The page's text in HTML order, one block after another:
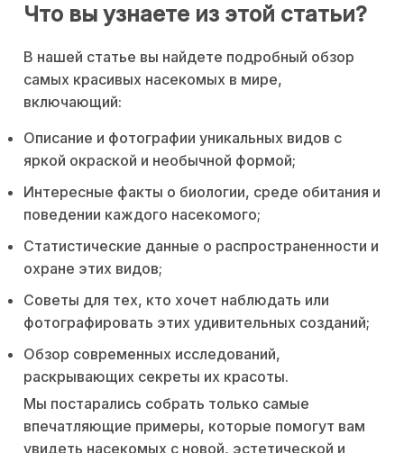
Что вы узнаете из этой статьи?
В нашей статье вы найдете подробный обзор
самых красивых насекомых в мире,
включающий:
Описание и фотографии уникальных видов с
яркой окраской и необычной формой;
Интересные факты о биологии, среде обитания и
поведении каждого насекомого;
Статистические данные о распространенности и
охране этих видов;
Советы для тех, кто хочет наблюдать или
фотографировать этих удивительных созданий;
Обзор современных исследований,
раскрывающих секреты их красоты.
Мы постарались собрать только самые
впечатляющие примеры, которые помогут вам
увидеть насекомых с новой, эстетической и